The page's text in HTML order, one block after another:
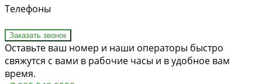
Телефоны
Заказать звонок
Оставьте ваш номер и наши операторы быстро
свяжутся с вами в рабочие часы и в удобное вам
время.